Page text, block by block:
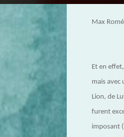
Max
Et en
mais avec
Lion, de
furent
imposant